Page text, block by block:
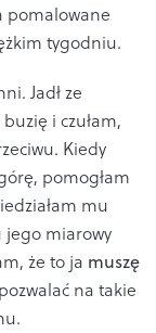
pomalowane
tygodniu.
Jadł ze
i czułam,
Kiedy
pomogłam
mu
jego miarowy
że to ja muszę
na takie